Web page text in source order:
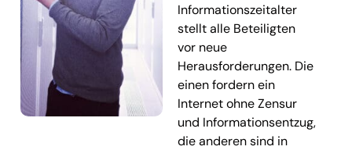
Informationszeitalter
stellt alle Beteiligten
vor neue
Herausforderungen. Die
einen fordern ein
Internet ohne Zensur
und Informationsentzug,
die anderen sind in